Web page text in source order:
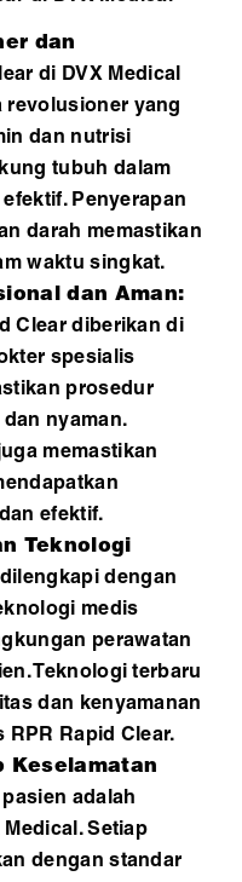
dan
di DVX Medical
revolusioner yang
dan nutrisi
tubuh dalam
Penyerapan
darah memastikan
waktu singkat.
dan Aman:
Clear diberikan di
spesialis
prosedur
nyaman.
memastikan
efektif.
Teknologi
dengan
medis
perawatan
Teknologi terbaru
dan kenyamanan
Rapid Clear.
Keselamatan
adalah
Setiap
dengan standar